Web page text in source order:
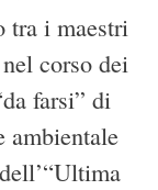
tra i maestri
corso dei
farsi” di
ambientale